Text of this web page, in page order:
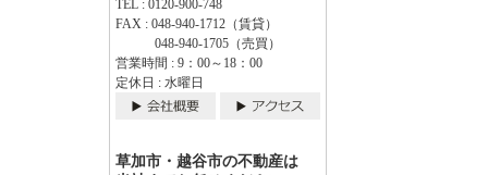
TEL : 0120-900-748
FAX : 048-940-1712（賃貸）
048-940-1705（売買）
営業時間 : 9：00～18：00
定休日 : 水曜日
草加市・越谷市の不動産は